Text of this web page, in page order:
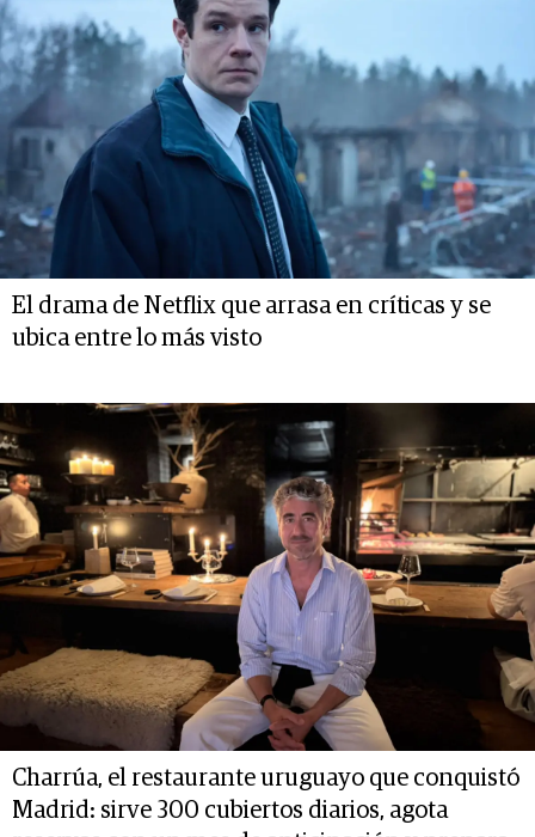
El drama de Netflix que arrasa en críticas y se
ubica entre lo más visto
Charrúa, el restaurante uruguayo que conquistó
Madrid: sirve 300 cubiertos diarios, agota